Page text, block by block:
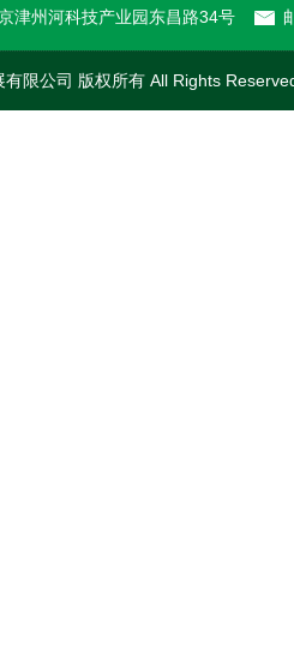
津州河科技产业园东昌路34号
限公司 版权所有 All Rights